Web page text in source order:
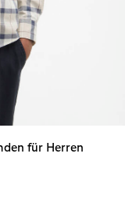
für Herren